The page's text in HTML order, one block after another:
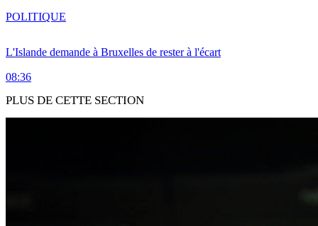
L'Islande demande à Bruxelles de rester à l'écart
08:36
POLITIQUE
PLUS DE CETTE SECTION